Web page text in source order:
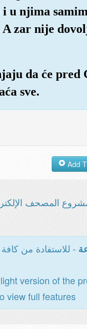
u njima
zar nije
da će pred
sve.
المصحف
- للاستفادة من
version of the
view full features